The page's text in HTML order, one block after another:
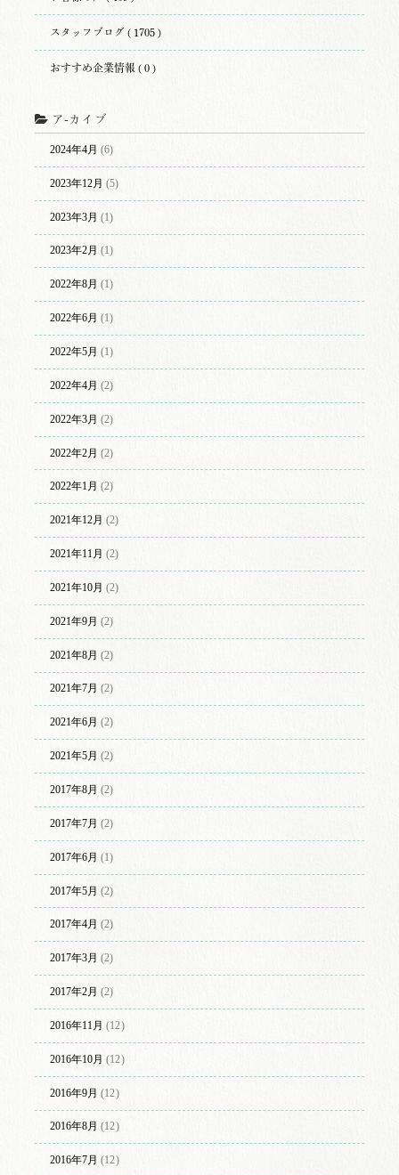
スタッフブログ ( 1705 )
おすすめ企業情報 ( 0 )
ア-カイブ
2024年4月 (6)
2023年12月 (5)
2023年3月 (1)
2023年2月 (1)
2022年8月 (1)
2022年6月 (1)
2022年5月 (1)
2022年4月 (2)
2022年3月 (2)
2022年2月 (2)
2022年1月 (2)
2021年12月 (2)
2021年11月 (2)
2021年10月 (2)
2021年9月 (2)
2021年8月 (2)
2021年7月 (2)
2021年6月 (2)
2021年5月 (2)
2017年8月 (2)
2017年7月 (2)
2017年6月 (1)
2017年5月 (2)
2017年4月 (2)
2017年3月 (2)
2017年2月 (2)
2016年11月 (12)
2016年10月 (12)
2016年9月 (12)
2016年8月 (12)
2016年7月 (12)